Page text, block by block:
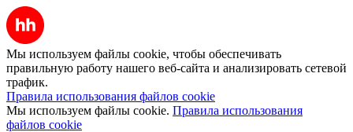
Мы используем файлы cookie, чтобы обеспечивать
правильную работу нашего веб-сайта и анализировать сетевой
трафик.
Правила использования файлов cookie
Мы используем файлы cookie. Правила использования
файлов cookie